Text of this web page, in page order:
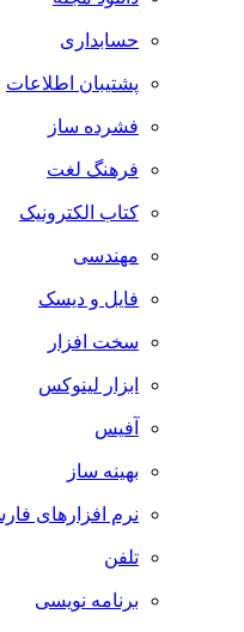
حسابداری
پشتیبان اطلاعات
فشرده ساز
فرهنگ لغت
کتاب الکترونیک
مهندسی
فایل و دیسک
سخت افزار
ابزار لینوکس
آفیس
بهینه ساز
نرم افزارهای
تلفن
برنامه نویسی